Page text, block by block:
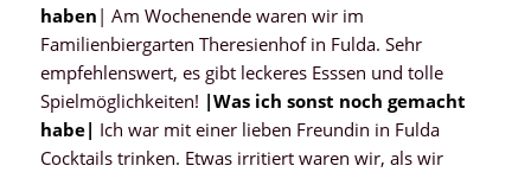
haben | Am Wochenende waren wir im
Familienbiergarten Theresienhof in Fulda. Sehr
empfehlenswert, es gibt leckeres Esssen und tolle
Spielmöglichkeiten! |Was ich sonst noch gemacht
habe| Ich war mit einer lieben Freundin in Fulda
Cocktails trinken. Etwas irritiert waren wir, als wir